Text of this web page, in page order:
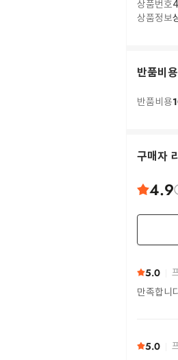
상품번호
상품정보
반품비용
반품비용
구매자
4.9
5.0
만족합니
5.0